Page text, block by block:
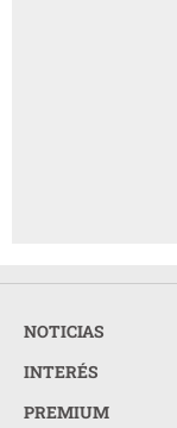
NOTICIAS
INTERÉS
PREMIUM